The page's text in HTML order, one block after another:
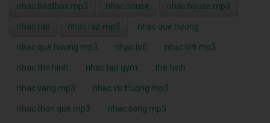
nhac beatbox mp3 nhac house nhac house mp3
nhac rap nhac rap mp3 nhạc quê hương
nhạc quê hương mp3 nhạc lofi nhạc lofi mp3
nhac the hinh nhac tap gym the hinh
nhac vang mp3 nhac vu truong mp3
nhac thon que mp3 nhac song mp3